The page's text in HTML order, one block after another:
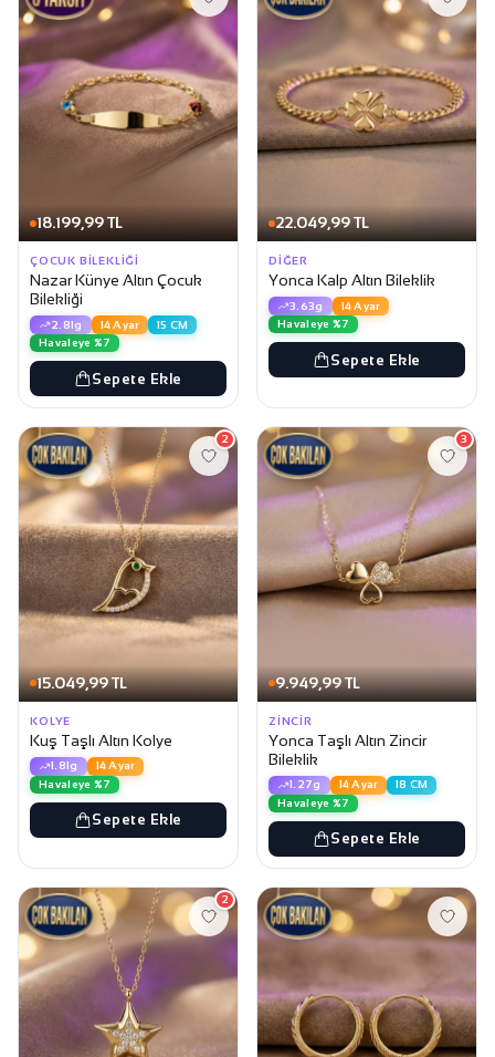
18.199,99 TL
ÇOCUK BILEKLIĞI
Nazar Künye Altın Çocuk
Bilekliği
2.81g 14 Ayar
15 CM
Havaleye %7
Sepete Ekle
22.049,99 TL
DIĞER
Yonca Kalp Altın Bileklik
3.63g
14 Ayar
Havaleye %7
Sepete Ekle
15.049,99 TL
2
KOLYE
Kuş Taşlı Altın Kolye
1.81g
14 Ayar
Havaleye %7
Sepete Ekle
9.949,99 TL
3
ZINCIR
Yonca Taşlı Altın Zincir
Bileklik
1.27g 14 Ayar
18 CM
Havaleye %7
Sepete Ekle
2